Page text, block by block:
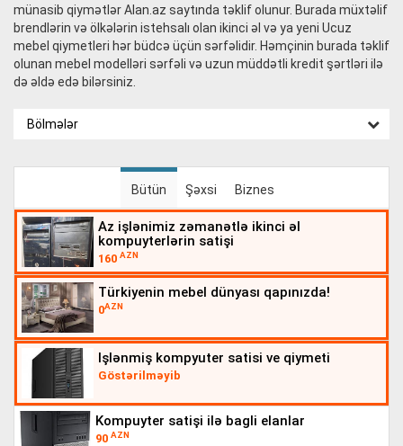
münasib qiymətlər Alan.az saytında təklif olunur. Burada müxtəlif
brendlərin və ölkələrin istehsalı olan ikinci əl və ya yeni Ucuz
mebel qiymetleri hər büdcə üçün sərfəlidir. Həmçinin burada təklif
olunan mebel modelləri sərfəli və uzun müddətli kredit şərtləri ilə
də əldə edə bilərsiniz.
Bölmələr
Bütün Şəxsi Biznes
az işlənimiz zəmanətlə ikinci əl
kompuyterlərin satişi
160 AZN
türkiyenin mebel dünyası qapınızda!
0AZN
işlənmiş kompyuter satisi ve qiymeti
Göstərilməyib
kompuyter satişi ilə bagli elanlar
90 AZN